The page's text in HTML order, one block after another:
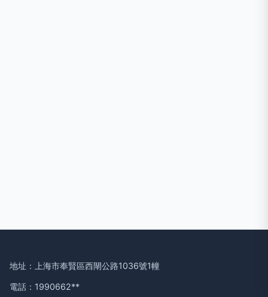
地址：上海市奉賢區西閘公路1036號1幢
電話：1990662**